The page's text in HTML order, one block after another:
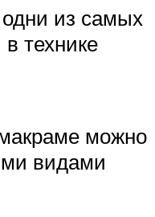
из самых
технике
можно
видами